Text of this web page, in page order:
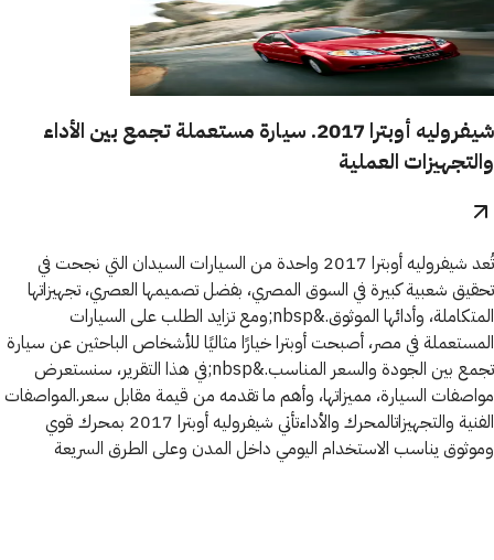
شيفروليه أوبترا 2017. سيارة مستعملة تجمع بين الأداء
والتجهيزات العملية
تُعد شيفروليه أوبترا 2017 واحدة من السيارات السيدان التي نجحت في
تحقيق شعبية كبيرة في السوق المصري، بفضل تصميمها العصري، تجهيزاتها
المتكاملة، وأدائها الموثوق.&nbsp;ومع تزايد الطلب على السيارات
المستعملة في مصر، أصبحت أوبترا خيارًا مثاليًا للأشخاص الباحثين عن سيارة
تجمع بين الجودة والسعر المناسب.&nbsp;في هذا التقرير، سنستعرض
مواصفات السيارة، مميزاتها، وأهم ما تقدمه من قيمة مقابل سعر.المواصفات
الفنية والتجهيزاتالمحرك والأداءتأتي شيفروليه أوبترا 2017 بمحرك قوي
وموثوق يناسب الاستخدام اليومي داخل المدن وعلى الطرق السريعة